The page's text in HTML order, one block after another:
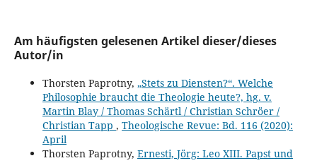
Am häufigsten gelesenen Artikel dieser/dieses
Autor/in
Thorsten Paprotny, „Stets zu Diensten?“. Welche
Philosophie braucht die Theologie heute?, hg. v.
Martin Blay / Thomas Schärtl / Christian Schröer /
Christian Tapp , Theologische Revue: Bd. 116 (2020):
April
Thorsten Paprotny, Ernesti, Jörg: Leo XIII. Papst und